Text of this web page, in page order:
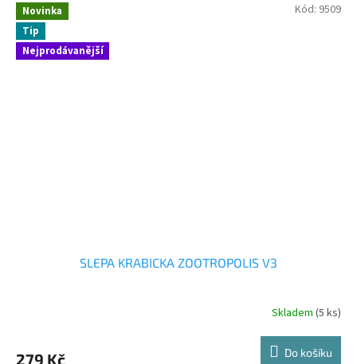
Novinka
Tip
Nejprodávanější
SLEPA KRABICKA ZOOTROPOLIS V3
Skladem (5 ks)
279 Kč Do košíku
Kód: 9509